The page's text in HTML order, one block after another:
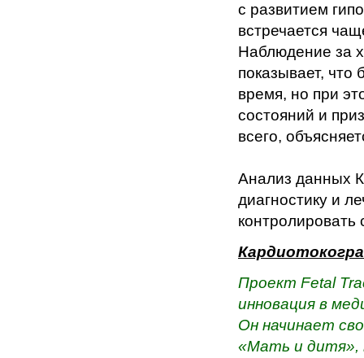
с развитием
встречается
Наблюдение за
показывает, что
время, но при
состояний и
всего,
Анализ данных
диагностику и
контролировать
Проект Fetal
инновация в
Он начинает
«Мать и дитя»,